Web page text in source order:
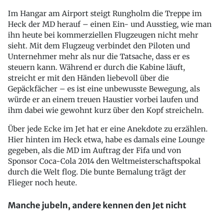
Im Hangar am Airport steigt Rungholm die Treppe im
Heck der MD herauf – einen Ein- und Ausstieg, wie man
ihn heute bei kommerziellen Flugzeugen nicht mehr
sieht. Mit dem Flugzeug verbindet den Piloten und
Unternehmer mehr als nur die Tatsache, dass er es
steuern kann. Während er durch die Kabine läuft,
streicht er mit den Händen liebevoll über die
Gepäckfächer – es ist eine unbewusste Bewegung, als
würde er an einem treuen Haustier vorbei laufen und
ihm dabei wie gewohnt kurz über den Kopf streicheln.
Über jede Ecke im Jet hat er eine Anekdote zu erzählen.
Hier hinten im Heck etwa, habe es damals eine Lounge
gegeben, als die MD im Auftrag der Fifa und von
Sponsor Coca-Cola 2014 den Weltmeisterschaftspokal
durch die Welt flog. Die bunte Bemalung trägt der
Flieger noch heute.
Manche jubeln, andere kennen den Jet nicht